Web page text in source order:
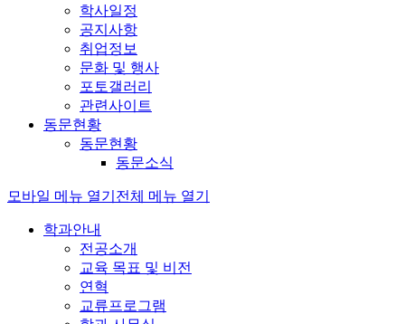
학사일정
공지사항
취업정보
문화 및 행사
포토갤러리
관련사이트
동문현황
동문현황
동문소식
모바일 메뉴 열기 전체 메뉴 열기
학과안내
전공소개
교육 목표 및 비전
연혁
교류프로그램